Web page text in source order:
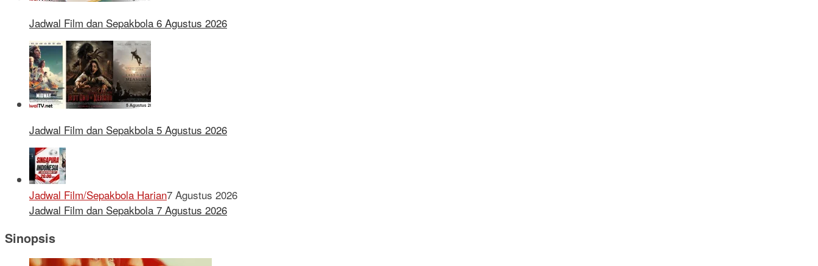
Jadwal Film dan Sepakbola 6 Agustus 2026
Jadwal Film dan Sepakbola 5 Agustus 2026
Jadwal Film/Sepakbola Harian7 Agustus 2026
Jadwal Film dan Sepakbola 7 Agustus 2026
Sinopsis